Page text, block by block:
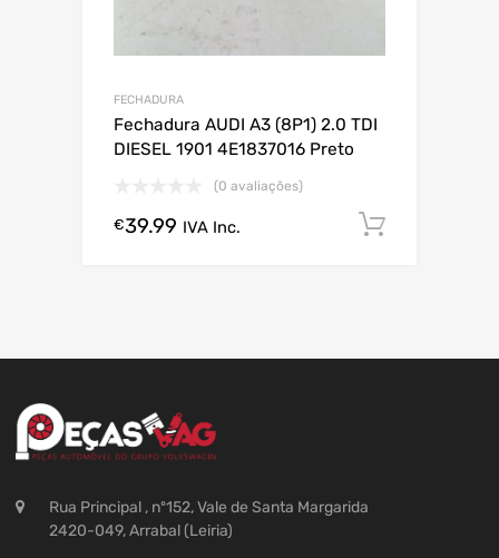
FECHADURA
Fechadura AUDI A3 (8P1) 2.0 TDI
DIESEL 1901 4E1837016 Preto
(0 avaliações)
€39.99 IVA Inc.
Rua Principal , nº152, Vale de Santa Margarida
2420-049, Arrabal (Leiria)